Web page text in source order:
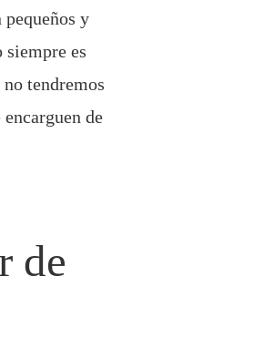
y
siempre es
tendremos
de
de